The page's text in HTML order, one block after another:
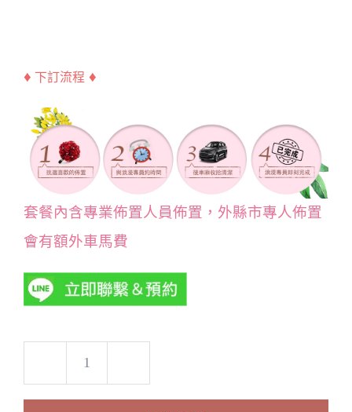
♦ 下訂流程 ♦
套餐內含專業佈置人員佈置，外縣市專人佈置
會有額外車馬費
漫